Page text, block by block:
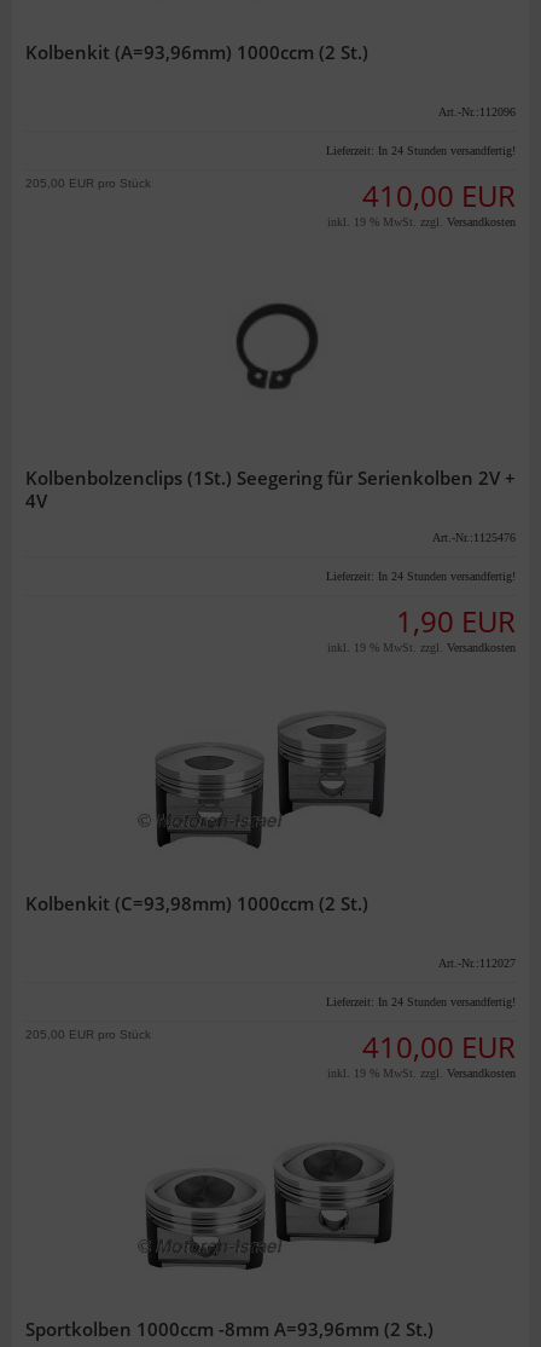
Kolbenkit (A=93,96mm) 1000ccm (2 St.)
Art.-Nr.:112096
Lieferzeit: In 24 Stunden versandfertig!
410,00 EUR
205,00 EUR pro Stück
inkl. 19 % MwSt. zzgl. Versandkosten
Kolbenbolzenclips (1St.) Seegering für Serienkolben 2V +
4V
Art.-Nr.:1125476
Lieferzeit: In 24 Stunden versandfertig!
1,90 EUR
inkl. 19 % MwSt. zzgl. Versandkosten
Kolbenkit (C=93,98mm) 1000ccm (2 St.)
Art.-Nr.:112027
Lieferzeit: In 24 Stunden versandfertig!
410,00 EUR
205,00 EUR pro Stück
inkl. 19 % MwSt. zzgl. Versandkosten
Sportkolben 1000ccm -8mm A=93,96mm (2 St.)